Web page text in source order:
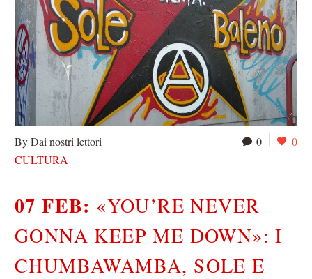
0 0
By Dai nostri lettori
CULTURA
07 FEB: «YOU’RE NEVER
GONNA KEEP ME DOWN»: I
CHUMBAWAMBA, SOLE E